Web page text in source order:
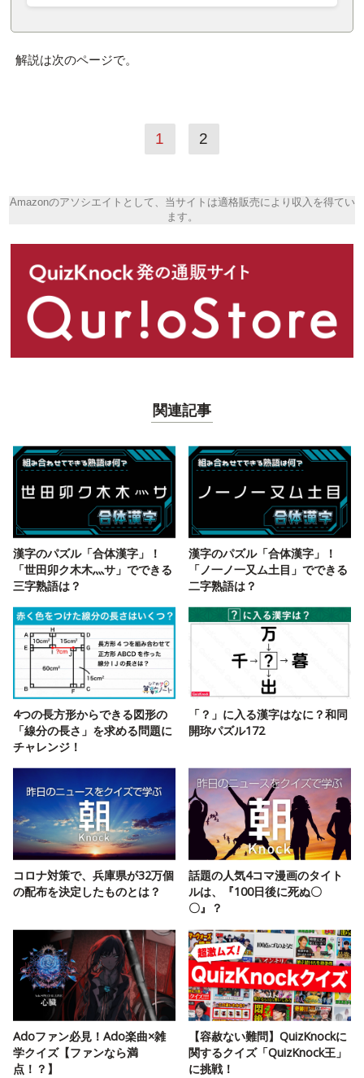
解説は次のページで。
1 2
Amazonのアソシエイトとして、当サイトは適格販売により収入を得てい
ます。
関連記事
漢字のパズル「合体漢字」！
「世田卯ク木木灬サ」でできる
三字熟語は？
漢字のパズル「合体漢字」！
「ノ一ノ一又ム土目」でできる
二字熟語は？
4つの長方形からできる図形の
「線分の長さ」を求める問題に
チャレンジ！
「？」に入る漢字はなに？和同
開珎パズル172
コロナ対策で、兵庫県が32万個
の配布を決定したものとは？
話題の人気4コマ漫画のタイト
ルは、『100日後に死ぬ〇
〇』？
Adoファン必見！Ado楽曲×雑
学クイズ【ファンなら満
点！？】
【容赦ない難問】QuizKnockに
関するクイズ「QuizKnock王」
に挑戦！